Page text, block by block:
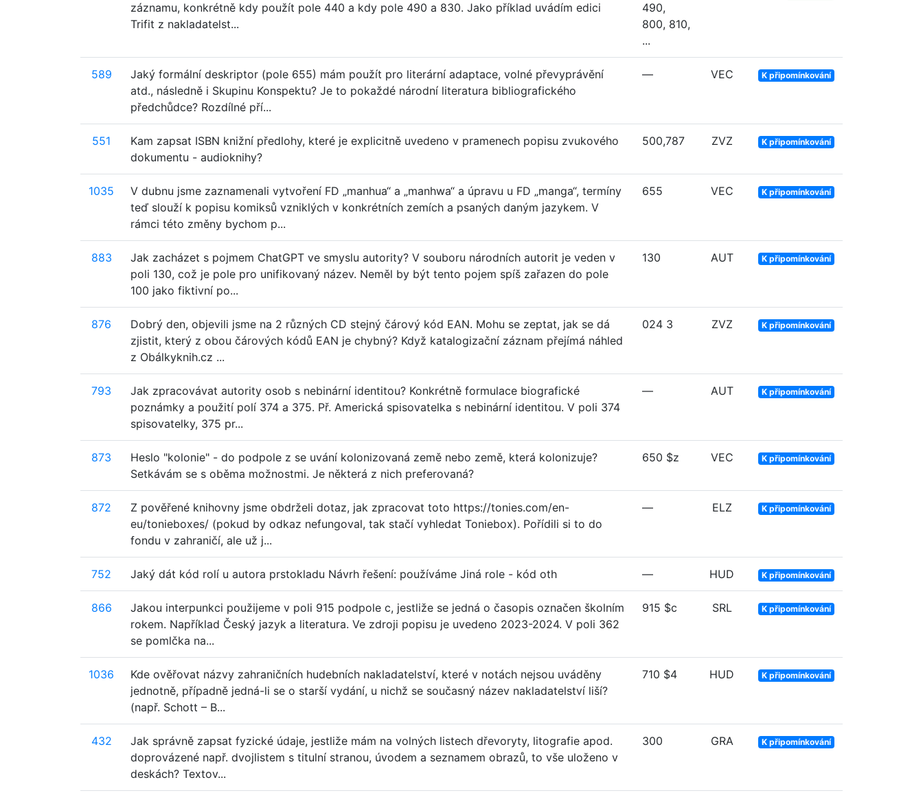
záznamu, konkrétně kdy použít pole 440 a kdy pole 490 a 830. Jako příklad uvádím edici
Trifit z nakladatelst...
490,
800, 810,
...
589
Jaký formální deskriptor (pole 655) mám použít pro literární adaptace, volné převyprávění
atd., následně i Skupinu Konspektu? Je to pokaždé národní literatura bibliografického
předchůdce? Rozdílné pří...
— VEC K připomínkování
551
Kam zapsat ISBN knižní předlohy, které je explicitně uvedeno v pramenech popisu zvukového
dokumentu - audioknihy?
500,787 ZVZ K připomínkování
1035
V dubnu jsme zaznamenali vytvoření FD „manhua“ a „manhwa“ a úpravu u FD „manga“, termíny
teď slouží k popisu komiksů vzniklých v konkrétních zemích a psaných daným jazykem. V
rámci této změny bychom p...
655 VEC K připomínkování
883
Jak zacházet s pojmem ChatGPT ve smyslu autority? V souboru národních autorit je veden v
poli 130, což je pole pro unifikovaný název. Neměl by být tento pojem spíš zařazen do pole
100 jako fiktivní po...
130 AUT K připomínkování
876
Dobrý den, objevili jsme na 2 různých CD stejný čárový kód EAN. Mohu se zeptat, jak se dá
zjistit, který z obou čárových kódů EAN je chybný? Když katalogizační záznam přejímá náhled
z Obálkyknih.cz ...
024 3 ZVZ K připomínkování
793
Jak zpracovávat autority osob s nebinární identitou? Konkrétně formulace biografické
poznámky a použití polí 374 a 375. Př. Americká spisovatelka s nebinární identitou. V poli 374
spisovatelky, 375 pr...
— AUT K připomínkování
873
Heslo "kolonie" - do podpole z se uvání kolonizovaná země nebo země, která kolonizuje?
Setkávám se s oběma možnostmi. Je některá z nich preferovaná?
650 $z VEC K připomínkování
872
Z pověřené knihovny jsme obdrželi dotaz, jak zpracovat toto https://tonies.com/en-
eu/tonieboxes/ (pokud by odkaz nefungoval, tak stačí vyhledat Toniebox). Pořídili si to do
fondu v zahraničí, ale už j...
— ELZ K připomínkování
752 Jaký dát kód rolí u autora prstokladu Návrh řešení: používáme Jiná role - kód oth — HUD K připomínkování
866
Jakou interpunkci použijeme v poli 915 podpole c, jestliže se jedná o časopis označen školním
rokem. Například Český jazyk a literatura. Ve zdroji popisu je uvedeno 2023-2024. V poli 362
se pomlčka na...
915 $c SRL K připomínkování
1036
Kde ověřovat názvy zahraničních hudebních nakladatelství, které v notách nejsou uváděny
jednotně, případně jedná-li se o starší vydání, u nichž se současný název nakladatelství liší?
(např. Schott – B...
710 $4 HUD K připomínkování
432
Jak správně zapsat fyzické údaje, jestliže mám na volných listech dřevoryty, litografie apod.
doprovázené např. dvojlistem s titulní stranou, úvodem a seznamem obrazů, to vše uloženo v
deskách? Textov...
300 GRA K připomínkování